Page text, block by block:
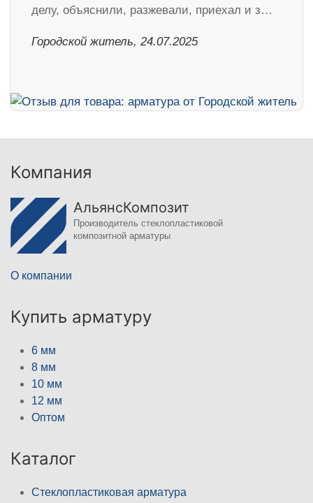
делу, объяснили, разжевали, приехал и з…
Городской житель, 24.07.2025
Компания
АльянсКомпозит
Производитель стеклопластиковой
композитной арматуры
О компании
Купить арматуру
6 мм
8 мм
10 мм
12 мм
Оптом
Каталог
Стеклопластиковая арматура